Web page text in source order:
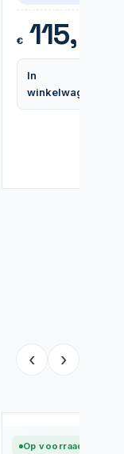
€115,99
In
winkelwagen
‹ ›
Op voorraad